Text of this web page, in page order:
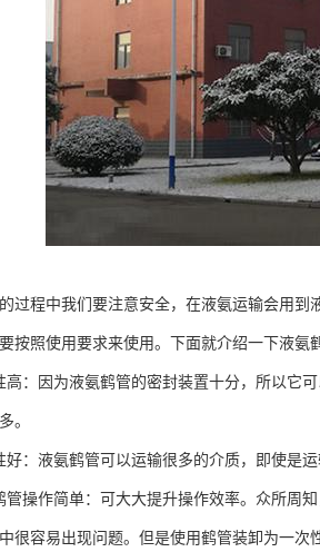
过程中我们要注意安全，在液氨运输会用
按照使用要求来使用。下面就介绍一下液氨
高：因为液氨鹤管的密封装置十分，所以它
。
好：液氨鹤管可以运输很多的介质，即使是运
管操作简单：可大大提升操作效率。众所周
很容易出现问题。但是使用鹤管装卸为一次